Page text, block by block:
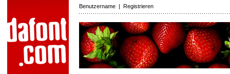
Benutzername | Registrieren